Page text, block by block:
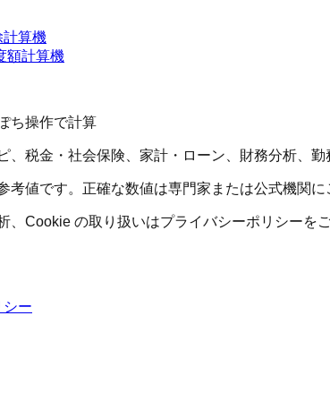
計算機
額計算機
ち操作で計算
、税金・社会保険、家計・ローン、財務分析、
考値です。正確な数値は専門家または公式機関に
、Cookie の取り扱いはプライバシーポリシーを
シー